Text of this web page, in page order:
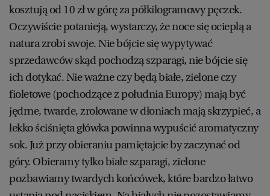
kosztują od 10 zł w górę za półkilogramowy pęczek.
Oczywiście potanieją, wystarczy, że noce się ocieplą a
natura zrobi swoje. Nie bójcie się wypytywać
sprzedawców skąd pochodzą szparagi, nie bójcie się
ich dotykać. Nie ważne czy będą białe, zielone czy
fioletowe (pochodzące z południa Europy) mają być
jędrne, twarde, zrolowane w dłoniach mają skrzypieć, a
lekko ściśnięta główka powinna wypuścić aromatyczny
sok. Już przy obieraniu pamiętajcie by zaczynać od
góry. Obieramy tylko białe szparagi, zielone
pozbawiamy twardych końcówek, które bardzo łatwo